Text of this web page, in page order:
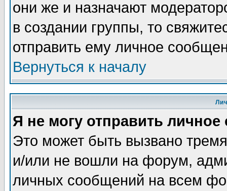
они же и назначают
в создании группы, то
отправить ему личное
Вернуться к началу
Я не могу отправить
Это может быть вызвано
и/или не вошли на форум,
личных сообщений на всем